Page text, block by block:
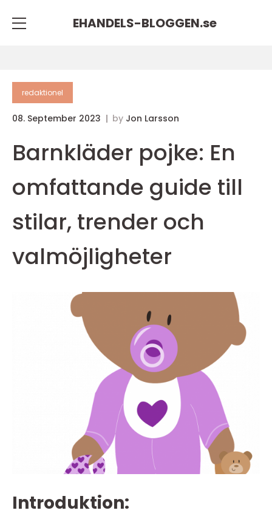
EHANDELS-BLOGGEN.se
redaktionel
08. September 2023 by Jon Larsson
Barnkläder pojke: En
omfattande guide till
stilar, trender och
valmöjligheter
Introduktion: